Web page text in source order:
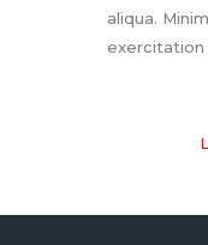
aliqua.
exercitation